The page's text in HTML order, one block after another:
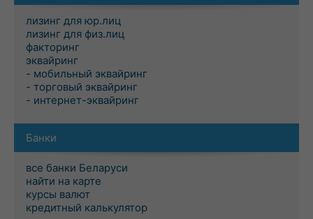
лизинг для юр.лиц
лизинг для физ.лиц
факторинг
эквайринг
- мобильный эквайринг
- торговый эквайринг
- интернет-эквайринг
Банки
все банки Беларуси
найти на карте
курсы валют
кредитный калькулятор